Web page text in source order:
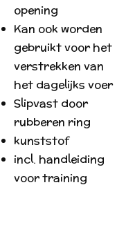
opening
Kan ook worden
gebruikt voor het
verstrekken van
het dagelijks voer
Slipvast door
rubberen ring
kunststof
incl. handleiding
voor training